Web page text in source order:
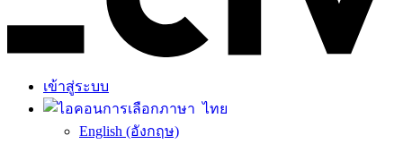
เข้าสู่ระบบ
ไทย
English (อังกฤษ)